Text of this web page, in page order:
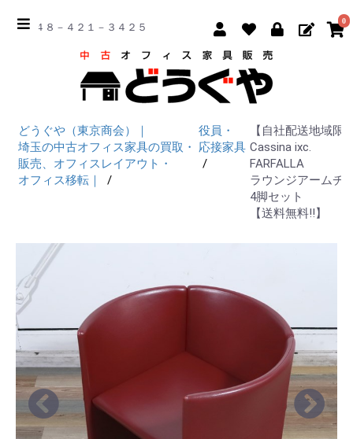
☎ ０４８－４２１－３４２５
0
どうぐや（東京商会）｜
埼玉の中古オフィス家具の買取・
販売、オフィスレイアウト・
オフィス移転｜
役員・
応接家具
【自社配送地域限
Cassina ixc.
FARFALLA
ラウンジアームチ
4脚セット
【送料無料!!】